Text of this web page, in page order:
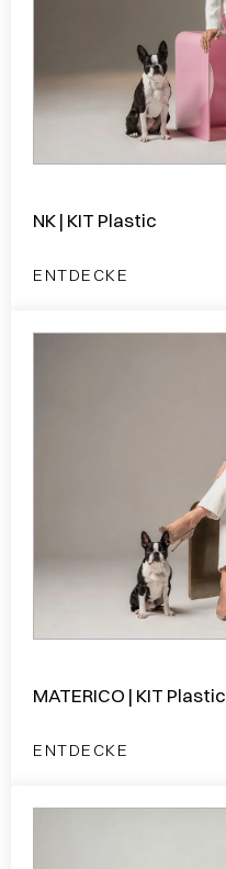
NK | KIT Plastic
ENTDECKE
MATERICO | KIT Plastic
ENTDECKE